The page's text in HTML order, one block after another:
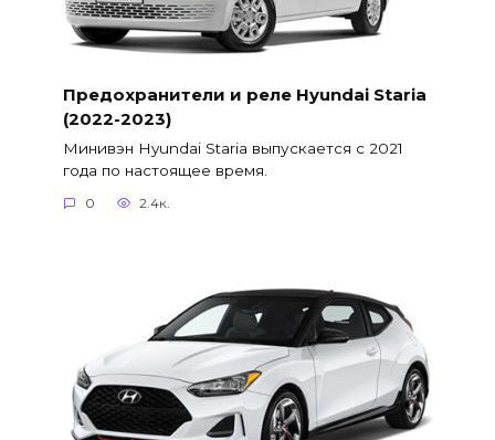
Предохранители и реле Hyundai Staria
(2022-2023)
Минивэн Hyundai Staria выпускается с 2021
года по настоящее время.
0 2.4к.